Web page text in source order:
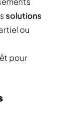
solutions
ou
pour